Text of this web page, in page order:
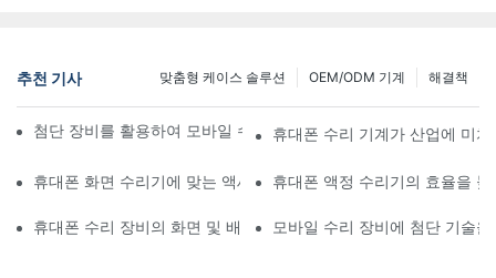
추천 기사 해결책
OEM/ODM 기계
맞춤형 케이스 솔루션
첨단 장비를 활용하여 모바일 수리 워크플로우를 개선하는 방법
휴대폰 수리 기계가 산업에 미
휴대폰 화면 수리기에 맞는 액세서리 선택하기휴대폰 액정 수리기의 효율을 높
휴대폰 수리 장비의 화면 및 배터리 교체 적용 분야
모바일 수리 장비에 첨단 기술